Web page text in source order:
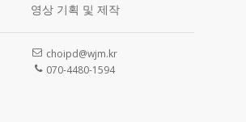
영상 기획 및 제작
choipd@wjm.kr
070-4480-1594